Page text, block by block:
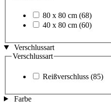
80 x 80 cm (68)
40 x 80 cm (60)
Verschlussart
Verschlussart
Reißverschluss (85)
Farbe